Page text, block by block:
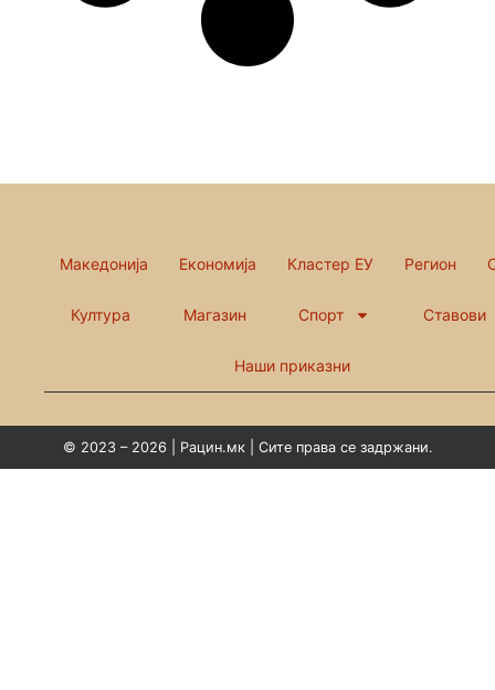
Македонија Економија Кластер ЕУ Регион
Култура Магазин Спорт Ставови
Наши приказни
© 2023 – 2026 | Рацин.мк | Сите права се задржани.